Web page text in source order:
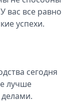
вас все равно
успехи.
сегодня
лучше